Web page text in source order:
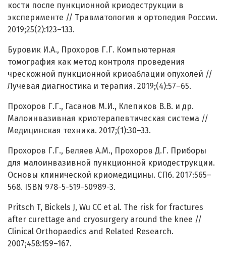
кости после пункционной криодеструкции в
эксперименте // Травматология и ортопедия России.
2019;25(2):123–133.
Буровик И.А., Прохоров Г.Г. Компьютерная
томография как метод контроля проведения
чрескожной пункционной криоаблации опухолей //
Лучевая диагностика и терапия. 2019;(4):57–65.
Прохоров Г.Г., Гасанов М.И., Клепиков В.В. и др.
Малоинвазивная криотерапевтическая система //
Медицинская техника. 2017;(1):30–33.
Прохоров Г.Г., Беляев А.М., Прохоров Д.Г. Приборы
для малоинвазивной пункционной криодеструкции.
Основы клинической криомедицины. СПб. 2017:565–
568. ISBN 978-5-519-50989-3.
Pritsch T, Bickels J, Wu CC et al. The risk for fractures
after curettage and cryosurgery around the knee //
Clinical Orthopaedics and Related Research.
2007;458:159–167.